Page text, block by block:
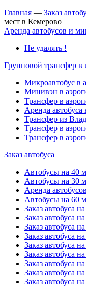
Главная — Заказ
мест в Кемерово
Аренда автобусов и
Не удалять !
Групповой трансфер в
Микроавтобус в
Минивэн в
Трансфер в
Аренда автобуса
Трансфер из
Трансфер в
Трансфер в
Заказ автобуса
Автобусы на 40
Автобусы на 30
Аренда
Автобусы на 60
Заказ автобуса
Заказ автобуса
Заказ автобуса
Заказ автобуса
Заказ автобуса
Заказ автобуса
Заказ автобуса
Заказ автобуса
Заказ автобуса